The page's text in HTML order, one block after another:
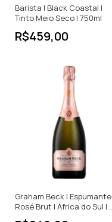
Barista | Black Coastal |
Tinto Meio Seco | 750ml
R$459,00
Graham Beck | Espumante
Rosé Brut | África do Sul |